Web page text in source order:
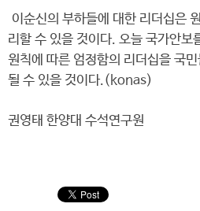
이순신의 부하들에 대한 리더십은
리할 수 있을 것이다. 오늘 국가안보
원칙에 따른 엄정함의 리더십을 국
될 수 있을 것이다.(konas)
권영태 한양대 수석연구원